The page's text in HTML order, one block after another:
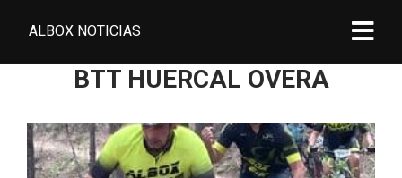
ALBOX NOTICIAS
BTT HUERCAL OVERA